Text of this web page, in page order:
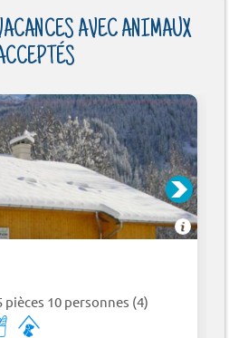
AVEC ANIMAUX
10 personnes (4)